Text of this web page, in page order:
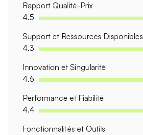
Rapport Qualité-Prix
4.5
Support et Ressources Disponibles
4.3
Innovation et Singularité
4.6
Performance et Fiabilité
4.4
Fonctionnalités et Outils